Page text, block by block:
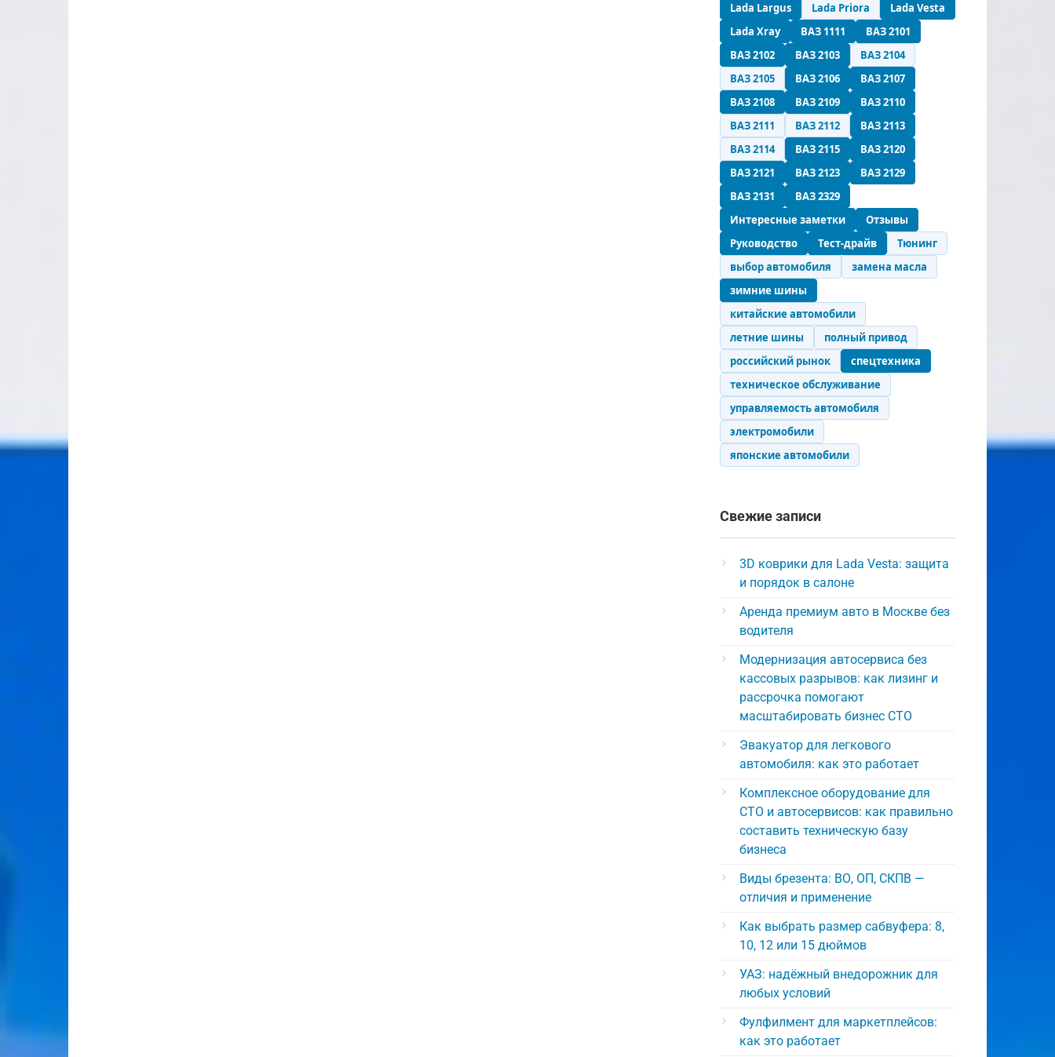
Lada Largus
Lada Priora
Lada Vesta
Lada Xray
ВАЗ 1111
ВАЗ 2101
ВАЗ 2102
ВАЗ 2103
ВАЗ 2104
ВАЗ 2105
ВАЗ 2106
ВАЗ 2107
ВАЗ 2108
ВАЗ 2109
ВАЗ 2110
ВАЗ 2111
ВАЗ 2112
ВАЗ 2113
ВАЗ 2114
ВАЗ 2115
ВАЗ 2120
ВАЗ 2121
ВАЗ 2123
ВАЗ 2129
ВАЗ 2131
ВАЗ 2329
Интересные заметки
Отзывы
Руководство
Тест-драйв
Тюнинг
выбор автомобиля
замена масла
зимние шины
китайские автомобили
летние шины
полный привод
российский рынок
спецтехника
техническое обслуживание
управляемость автомобиля
электромобили
японские автомобили
Свежие записи
3D коврики для Lada Vesta: защита
и порядок в салоне
Аренда премиум авто в Москве без
водителя
Модернизация автосервиса без
кассовых разрывов: как лизинг и
рассрочка помогают
масштабировать бизнес СТО
Эвакуатор для легкового
автомобиля: как это работает
Комплексное оборудование для
СТО и автосервисов: как правильно
составить техническую базу
бизнеса
Виды брезента: ВО, ОП, СКПВ —
отличия и применение
Как выбрать размер сабвуфера: 8,
10, 12 или 15 дюймов
УАЗ: надёжный внедорожник для
любых условий
Фулфилмент для маркетплейсов:
как это работает